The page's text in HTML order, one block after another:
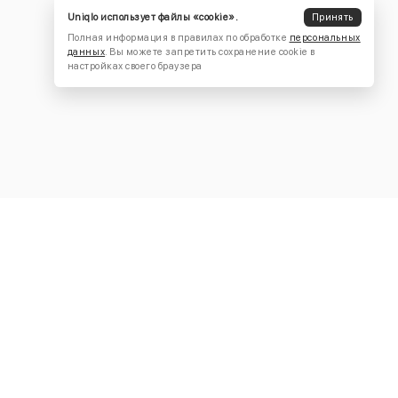
Uniqlo использует файлы «cookie».
Принять
Полная информация в правилах по обработке персональных
данных. Вы можете запретить сохранение cookie в
настройках своего браузера